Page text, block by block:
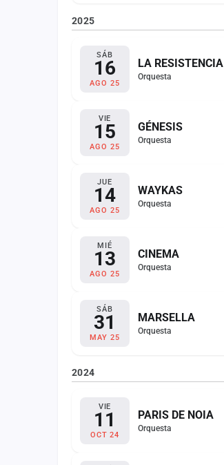
2025
SÁB
16
AGO 25
LA RESISTENCIA
Orquesta
VIE
15
AGO 25
GÉNESIS
Orquesta
JUE
14
AGO 25
WAYKAS
Orquesta
MIÉ
13
AGO 25
CINEMA
Orquesta
SÁB
31
MAY 25
MARSELLA
Orquesta
2024
VIE
11
OCT 24
PARIS DE NOIA
Orquesta